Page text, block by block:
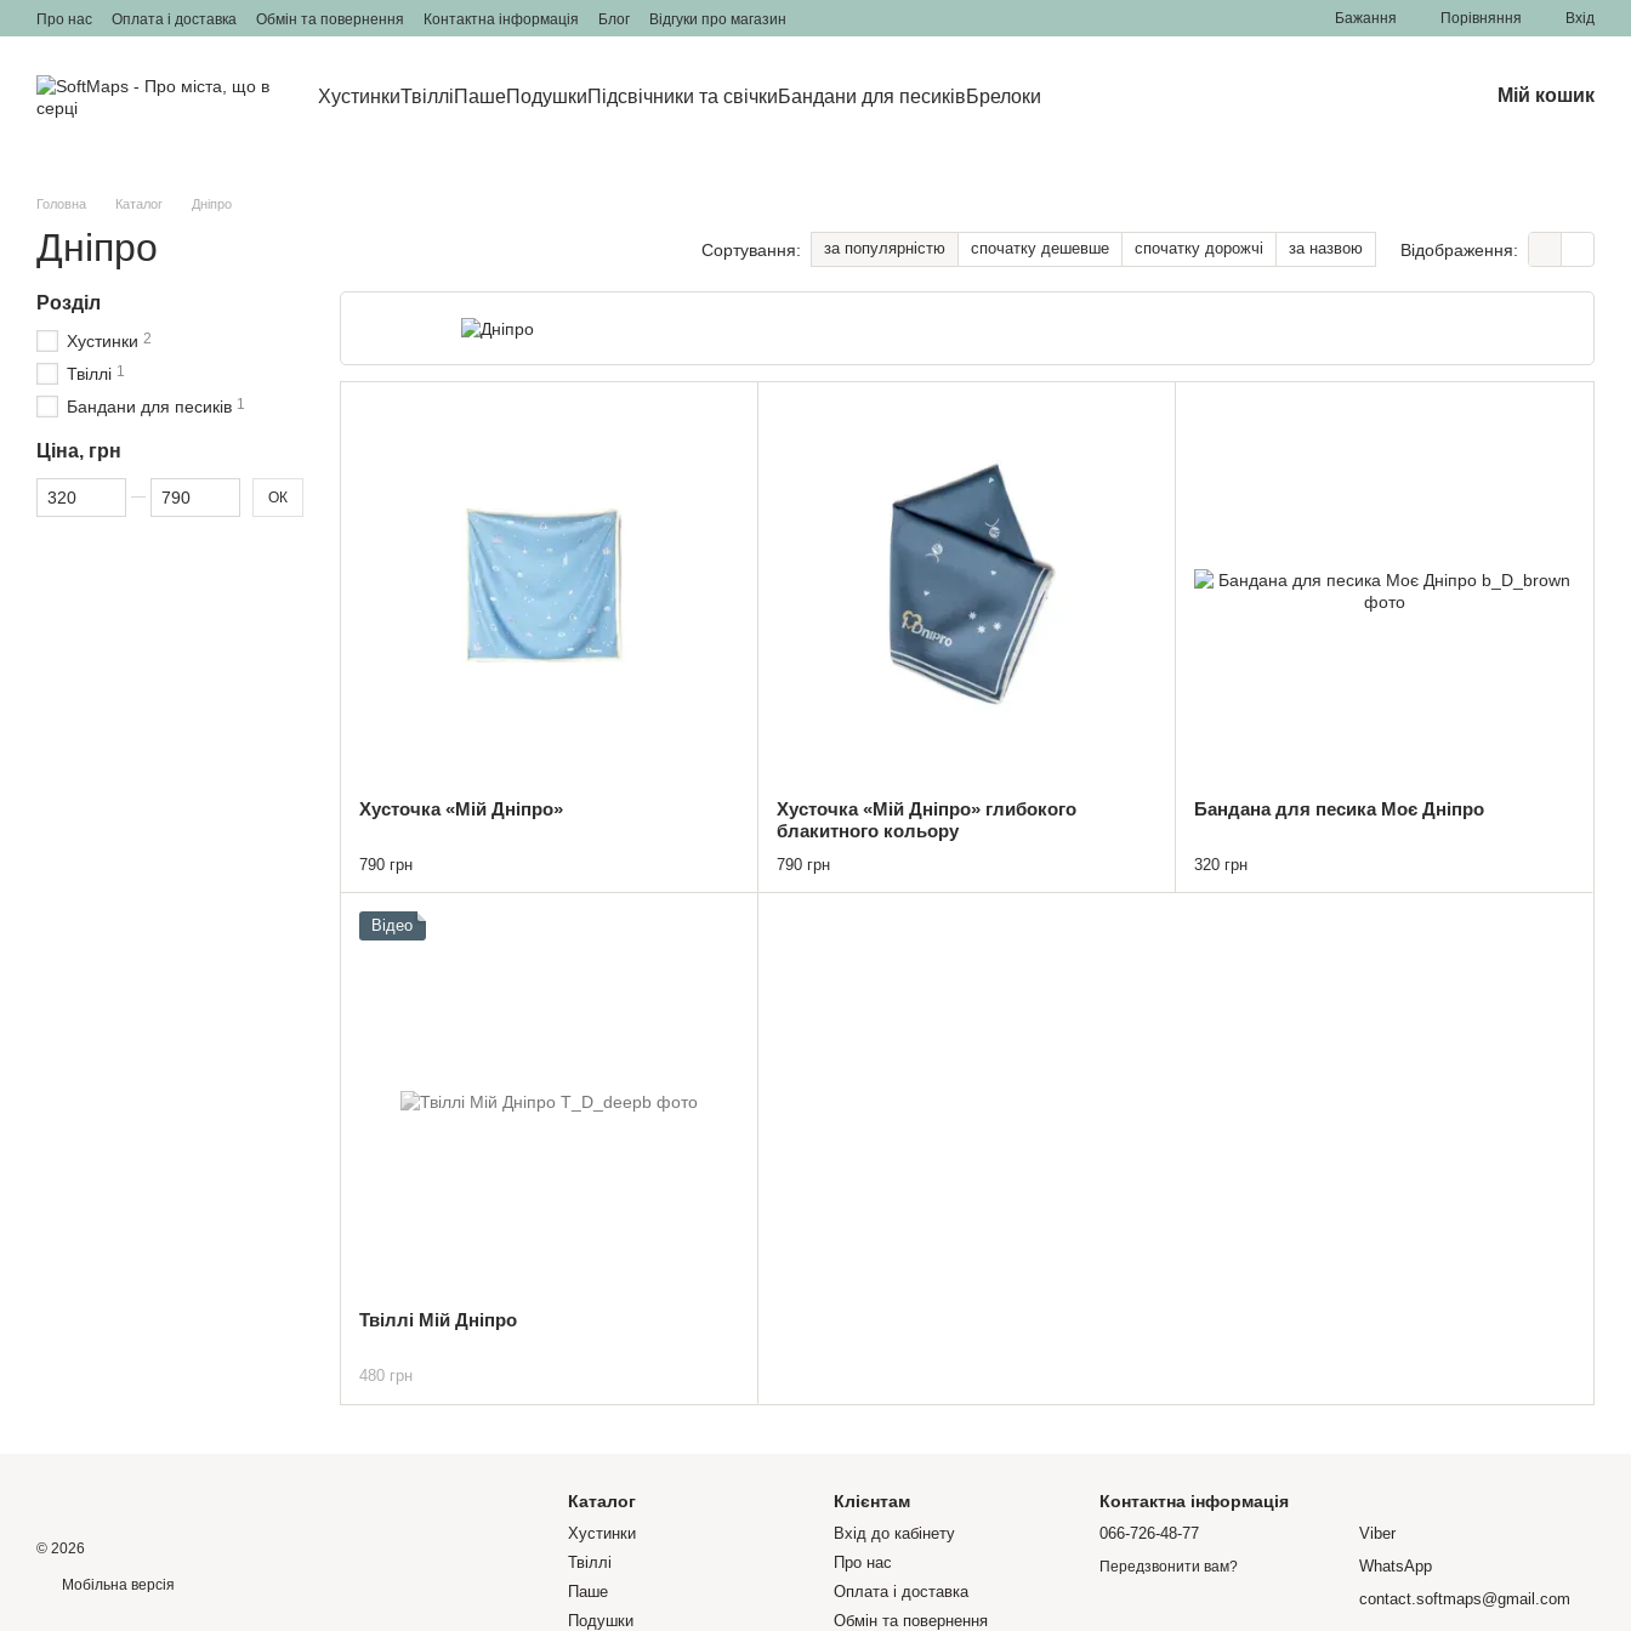
Перейти до основного контенту
Про нас Оплата і доставка Обмін та повернення Контактна інформація Блог Відгуки про магазин Бажання Порівняння Вхід
ХустинкиТвілліПашеПодушкиПідсвічники та свічкиБандани для песиківБрелоки Мій кошик
Головна Каталог Дніпро
Дніпро Сортування: за популярністю спочатку дешевше спочатку дорожчі за назвою Відображення:
Хусточка «Мій Дніпро»
790 грн
Хусточка «Мій Дніпро» глибокого
блакитного кольору
790 грн
Бандана для песика Моє Дніпро
320 грн
Відео
Твіллі Мій Дніпро
480 грн
Розділ
Хустинки 2
Твіллі 1
Бандани для песиків 1
Ціна, грн
Від Ціна, грн
До Ціна, грн ОК
© 2026
Мобільна версія
Каталог
Хустинки
Твіллі
Паше
Подушки
Клієнтам
Вхід до кабінету
Про нас
Оплата і доставка
Обмін та повернення
Контактна інформація
066-726-48-77
Передзвонити вам?
Viber
WhatsApp
contact.softmaps@gmail.com